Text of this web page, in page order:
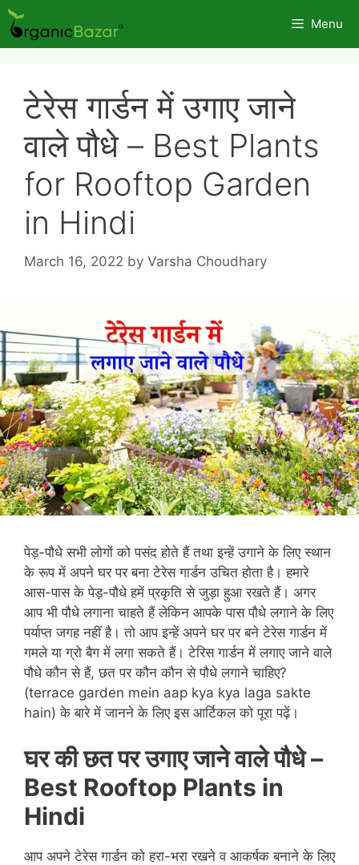
Skip
to
content
Menu
टेरेस गार्डन में उगाए जाने
वाले पौधे – Best Plants
for Rooftop Garden
in Hindi
March 16, 2022 by Varsha Choudhary
पेड़-पौधे सभी लोगों को पसंद होते हैं तथा इन्हें उगाने के लिए स्थान
के रूप में अपने घर पर बना टेरेस गार्डन उचित होता है। हमारे
आस-पास के पेड़-पौधे हमें प्रकृति से जुड़ा हुआ रखते हैं। अगर
आप भी पौधे लगाना चाहते हैं लेकिन आपके पास पौधे लगाने के लिए
पर्याप्त जगह नहीं है। तो आप इन्हें अपने घर पर बने टेरेस गार्डन में
गमले या ग्रो बैग में लगा सकते हैं। टेरिस गार्डन में लगाए जाने वाले
पौधे कौन से हैं, छत पर कौन कौन से पौधे लगाने चाहिए?
(terrace garden mein aap kya kya laga sakte
hain) के बारे में जानने के लिए इस आर्टिकल को पूरा पढ़ें।
घर की छत पर उगाए जाने वाले पौधे –
Best Rooftop Plants in
Hindi
आप अपने टेरेस गार्डन को हरा-भरा रखने व आकर्षक बनाने के लिए